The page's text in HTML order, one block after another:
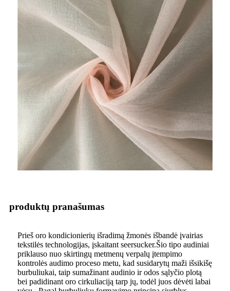
produktų pranašumas
Prieš oro kondicionierių išradimą žmonės išbandė įvairias
tekstilės technologijas, įskaitant seersucker.Šio tipo audiniai
priklauso nuo skirtingų metmenų verpalų įtempimo
kontrolės audimo proceso metu, kad susidarytų maži išsikišę
burbuliukai, taip sumažinant audinio ir odos sąlyčio plotą
bei padidinant oro cirkuliaciją tarp jų, todėl juos dėvėti labai